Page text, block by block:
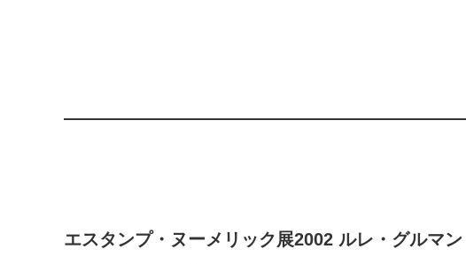
エスタンプ・ヌーメリック展2002 ルレ・グルマン